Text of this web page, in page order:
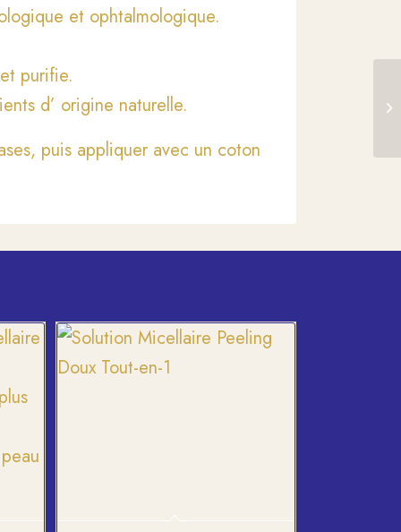
et ophtalmologique.
purifie.
d’ origine naturelle.
puis appliquer avec un coton